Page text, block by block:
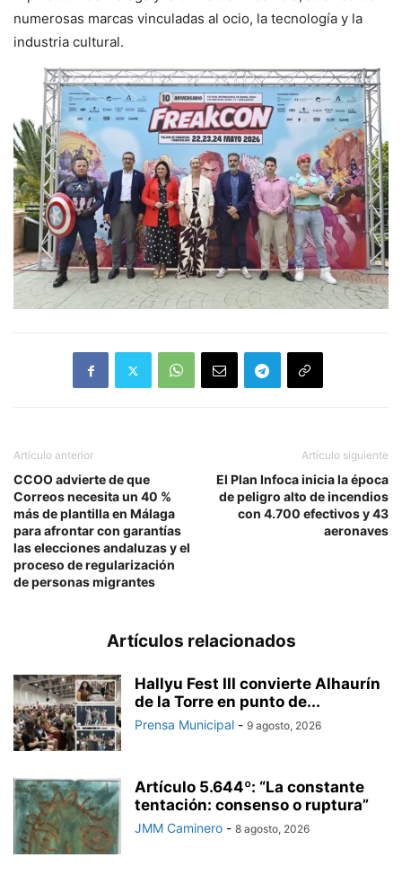
numerosas marcas vinculadas al ocio, la tecnología y la
industria cultural.
Artículo anterior
CCOO advierte de que
Correos necesita un 40 %
más de plantilla en Málaga
para afrontar con garantías
las elecciones andaluzas y el
proceso de regularización
de personas migrantes
Artículo siguiente
El Plan Infoca inicia la época
de peligro alto de incendios
con 4.700 efectivos y 43
aeronaves
Artículos relacionados
Hallyu Fest III convierte Alhaurín
de la Torre en punto de...
Prensa Municipal - 9 agosto, 2026
Artículo 5.644º: “La constante
tentación: consenso o ruptura”
JMM Caminero - 8 agosto, 2026